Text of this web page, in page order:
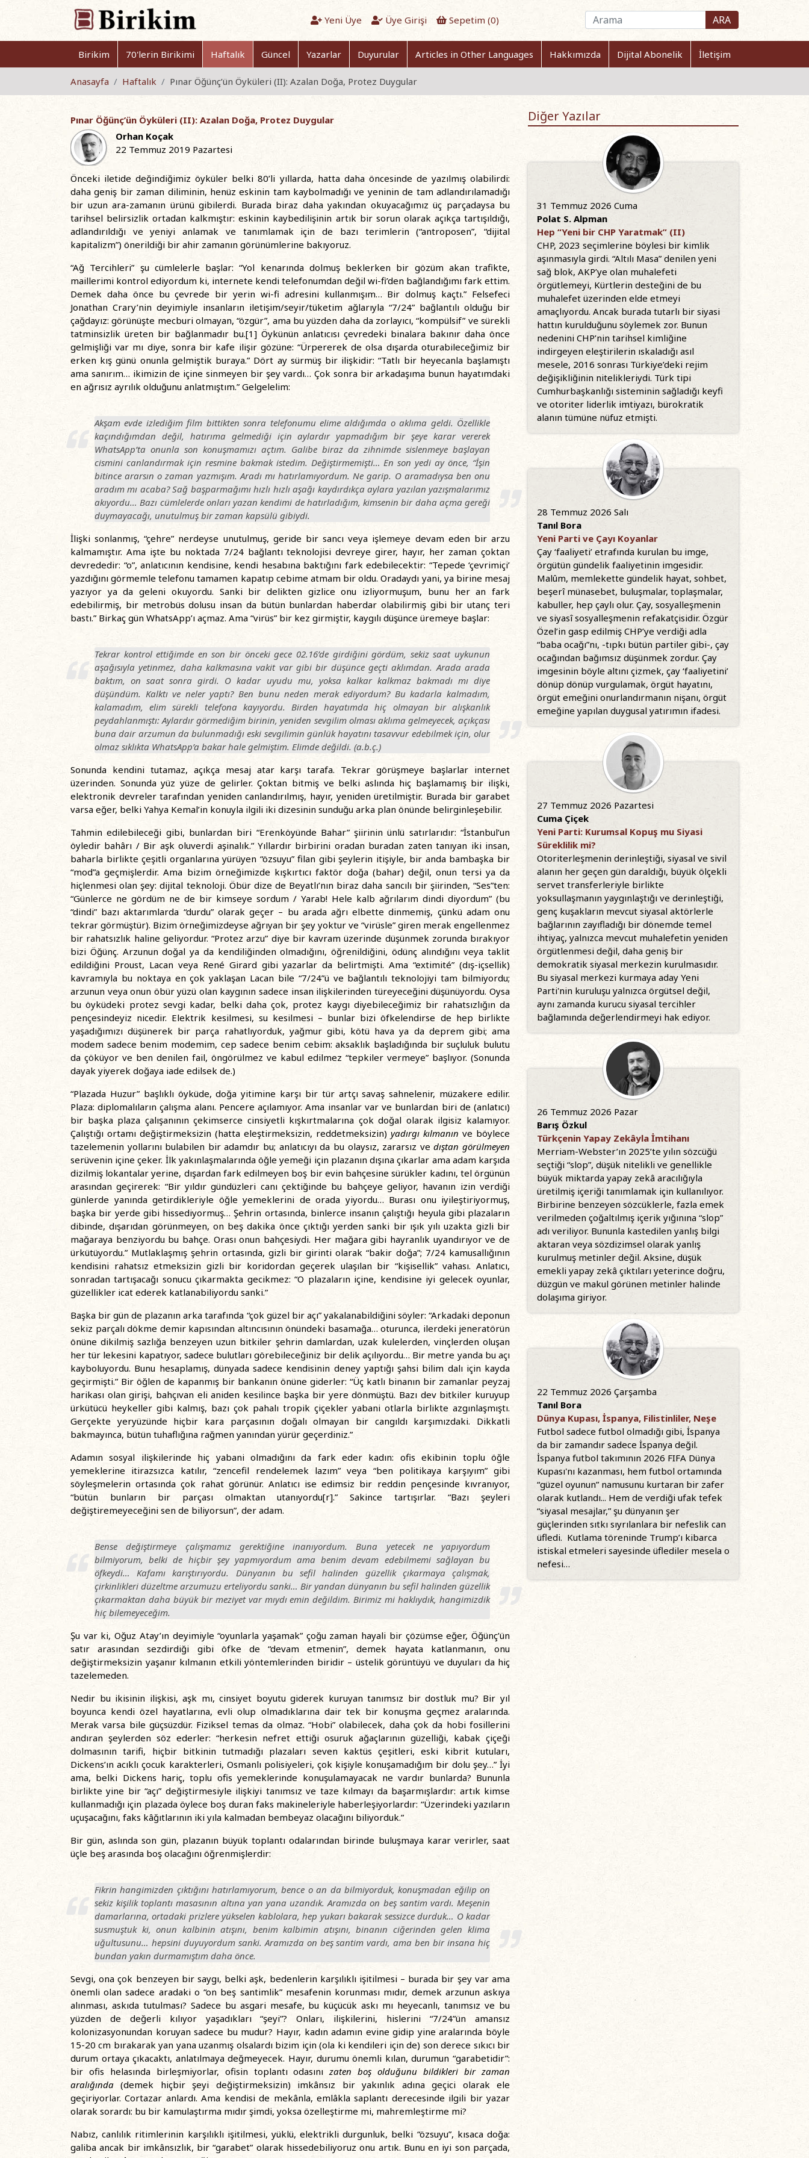
Yeni Üye Üye Girişi Sepetim (0) ARA
Birikim 70'lerin Birikimi Haftalık Güncel Yazarlar Duyurular Articles in Other Languages Hakkımızda Dijital Abonelik İletişim
Anasayfa Haftalık Pınar Öğünç’ün Öyküleri (II): Azalan Doğa, Protez Duygular
Pınar Öğünç’ün Öyküleri (II): Azalan Doğa, Protez Duygular
Orhan Koçak
22 Temmuz 2019 Pazartesi
Önceki iletide değindiğimiz öyküler belki 80’li yıllarda, hatta daha öncesinde de yazılmış olabilirdi:
daha geniş bir zaman diliminin, henüz eskinin tam kaybolmadığı ve yeninin de tam adlandırılamadığı
bir uzun ara-zamanın ürünü gibilerdi. Burada biraz daha yakından okuyacağımız üç parçadaysa bu
tarihsel belirsizlik ortadan kalkmıştır: eskinin kaybedilişinin artık bir sorun olarak açıkça tartışıldığı,
adlandırıldığı ve yeniyi anlamak ve tanımlamak için de bazı terimlerin (“antroposen”, “dijital
kapitalizm”) önerildiği bir ahir zamanın görünümlerine bakıyoruz.
“Ağ Tercihleri” şu cümlelerle başlar: “Yol kenarında dolmuş beklerken bir gözüm akan trafikte,
maillerimi kontrol ediyordum ki, internete kendi telefonumdan değil wi-fi’den bağlandığımı fark ettim.
Demek daha önce bu çevrede bir yerin wi-fi adresini kullanmışım… Bir dolmuş kaçtı.” Felsefeci
Jonathan Crary’nin deyimiyle insanların iletişim/seyir/tüketim ağlarıyla “7/24” bağlantılı olduğu bir
çağdayız: görünüşte mecburi olmayan, “özgür”, ama bu yüzden daha da zorlayıcı, “kompülsif” ve sürekli
tatminsizlik üreten bir bağlanmadır bu.[1] Öykünün anlatıcısı çevredeki binalara bakınır daha önce
gelmişliği var mı diye, sonra bir kafe ilişir gözüne: “Ürpererek de olsa dışarda oturabileceğimiz bir
erken kış günü onunla gelmiştik buraya.” Dört ay sürmüş bir ilişkidir: “Tatlı bir heyecanla başlamıştı
ama sanırım… ikimizin de içine sinmeyen bir şey vardı… Çok sonra bir arkadaşıma bunun hayatımdaki
en ağrısız ayrılık olduğunu anlatmıştım.” Gelgelelim:
Akşam evde izlediğim film bittikten sonra telefonumu elime aldığımda o aklıma geldi. Özellikle
kaçındığımdan değil, hatırıma gelmediği için aylardır yapmadığım bir şeye karar vererek
WhatsApp’ta onunla son konuşmamızı açtım. Galibe biraz da zihnimde sislenmeye başlayan
cismini canlandırmak için resmine bakmak istedim. Değiştirmemişti… En son yedi ay önce, “İşin
bitince ararsın o zaman yazmışım. Aradı mı hatırlamıyordum. Ne garip. O aramadıysa ben onu
aradım mı acaba? Sağ başparmağımı hızlı hızlı aşağı kaydırdıkça aylara yazılan yazışmalarımız
akıyordu… Bazı cümlelerde onları yazan kendimi de hatırladığım, kimsenin bir daha açma gereği
duymayacağı, unutulmuş bir zaman kapsülü gibiydi.
İlişki sonlanmış, “çehre” nerdeyse unutulmuş, geride bir sancı veya işlemeye devam eden bir arzu
kalmamıştır. Ama işte bu noktada 7/24 bağlantı teknolojisi devreye girer, hayır, her zaman çoktan
devrededir: “o”, anlatıcının kendisine, kendi hesabına baktığını fark edebilecektir: “Tepede ‘çevrimiçi’
yazdığını görmemle telefonu tamamen kapatıp cebime atmam bir oldu. Oradaydı yani, ya birine mesaj
yazıyor ya da geleni okuyordu. Sanki bir delikten gizlice onu izliyormuşum, bunu her an fark
edebilirmiş, bir metrobüs dolusu insan da bütün bunlardan haberdar olabilirmiş gibi bir utanç teri
bastı.” Birkaç gün WhatsApp’ı açmaz. Ama “virüs” bir kez girmiştir, kaygılı düşünce üremeye başlar:
Tekrar kontrol ettiğimde en son bir önceki gece 02.16’de girdiğini gördüm, sekiz saat uykunun
aşağısıyla yetinmez, daha kalkmasına vakit var gibi bir düşünce geçti aklımdan. Arada arada
baktım, on saat sonra girdi. O kadar uyudu mu, yoksa kalkar kalkmaz bakmadı mı diye
düşündüm. Kalktı ve neler yaptı? Ben bunu neden merak ediyordum? Bu kadarla kalmadım,
kalamadım, elim sürekli telefona kayıyordu. Birden hayatımda hiç olmayan bir alışkanlık
peydahlanmıştı: Aylardır görmediğim birinin, yeniden sevgilim olması aklıma gelmeyecek, açıkçası
buna dair arzumun da bulunmadığı eski sevgilimin günlük hayatını tasavvur edebilmek için, olur
olmaz sıklıkta WhatsApp’a bakar hale gelmiştim. Elimde değildi. (a.b.ç.)
Sonunda kendini tutamaz, açıkça mesaj atar karşı tarafa. Tekrar görüşmeye başlarlar internet
üzerinden. Sonunda yüz yüze de gelirler. Çoktan bitmiş ve belki aslında hiç başlamamış bir ilişki,
elektronik devreler tarafından yeniden canlandırılmış, hayır, yeniden üretilmiştir. Burada bir garabet
varsa eğer, belki Yahya Kemal’in konuyla ilgili iki dizesinin sunduğu arka plan önünde belirginleşebilir.
Tahmin edilebileceği gibi, bunlardan biri “Erenköyünde Bahar” şiirinin ünlü satırlarıdır: “İstanbul’un
öyledir bahârı / Bir aşk oluverdi aşinalık.” Yıllardır birbirini oradan buradan zaten tanıyan iki insan,
baharla birlikte çeşitli organlarına yürüyen “özsuyu” filan gibi şeylerin itişiyle, bir anda bambaşka bir
“mod”a geçmişlerdir. Ama bizim örneğimizde kışkırtıcı faktör doğa (bahar) değil, onun tersi ya da
hiçlenmesi olan şey: dijital teknoloji. Öbür dize de Beyatlı’nın biraz daha sancılı bir şiirinden, “Ses”ten:
“Günlerce ne gördüm ne de bir kimseye sordum / Yarab! Hele kalb ağrılarım dindi diyordum” (bu
“dindi” bazı aktarımlarda “durdu” olarak geçer – bu arada ağrı elbette dinmemiş, çünkü adam onu
tekrar görmüştür). Bizim örneğimizdeyse ağrıyan bir şey yoktur ve “virüsle” giren merak engellenmez
bir rahatsızlık haline geliyordur. “Protez arzu” diye bir kavram üzerinde düşünmek zorunda bırakıyor
bizi Öğünç. Arzunun doğal ya da kendiliğinden olmadığını, öğrenildiğini, ödünç alındığını veya taklit
edildiğini Proust, Lacan veya René Girard gibi yazarlar da belirtmişti. Ama “extimité” (dış-içsellik)
kavramıyla bu noktaya en çok yaklaşan Lacan bile “7/24”ü ve bağlantılı teknolojiyi tam bilmiyordu;
arzunun veya onun öbür yüzü olan kaygının sadece insan ilişkilerinden türeyeceğini düşünüyordu. Oysa
bu öyküdeki protez sevgi kadar, belki daha çok, protez kaygı diyebileceğimiz bir rahatsızlığın da
pençesindeyiz nicedir. Elektrik kesilmesi, su kesilmesi – bunlar bizi öfkelendirse de hep birlikte
yaşadığımızı düşünerek bir parça rahatlıyorduk, yağmur gibi, kötü hava ya da deprem gibi; ama
modem sadece benim modemim, cep sadece benim cebim: aksaklık başladığında bir suçluluk bulutu
da çöküyor ve ben denilen fail, öngörülmez ve kabul edilmez “tepkiler vermeye” başlıyor. (Sonunda
dayak yiyerek doğaya iade edilsek de.)
“Plazada Huzur” başlıklı öyküde, doğa yitimine karşı bir tür artçı savaş sahnelenir, müzakere edilir.
Plaza: diplomalıların çalışma alanı. Pencere açılamıyor. Ama insanlar var ve bunlardan biri de (anlatıcı)
bir başka plaza çalışanının çekimserce cinsiyetli kışkırtmalarına çok doğal olarak ilgisiz kalamıyor.
Çalıştığı ortamı değiştirmeksizin (hatta eleştirmeksizin, reddetmeksizin) yadırgı kılmanın ve böylece
tazelemenin yollarını bulabilen bir adamdır bu; anlatıcıyı da bu olaysız, zararsız vedıştan görülmeyen
serüvenin içine çeker. İlk yakınlaşmalarında öğle yemeği için plazanın dışına çıkarlar ama adam karşıda
dizilmiş lokantalar yerine, dışardan fark edilmeyen boş bir evin bahçesine sürükler kadını, tel örgünün
arasından geçirerek: “Bir yıldır gündüzleri canı çektiğinde bu bahçeye geliyor, havanın izin verdiği
günlerde yanında getirdikleriyle öğle yemeklerini de orada yiyordu… Burası onu iyileştiriyormuş,
başka bir yerde gibi hissediyormuş… Şehrin ortasında, binlerce insanın çalıştığı heyula gibi plazaların
dibinde, dışarıdan görünmeyen, on beş dakika önce çıktığı yerden sanki bir ışık yılı uzakta gizli bir
mağaraya benziyordu bu bahçe. Orası onun bahçesiydi. Her mağara gibi hayranlık uyandırıyor ve de
ürkütüyordu.” Mutlaklaşmış şehrin ortasında, gizli bir girinti olarak “bakir doğa”; 7/24 kamusallığının
kendisini rahatsız etmeksizin gizli bir koridordan geçerek ulaşılan bir “kişisellik” vahası. Anlatıcı,
sonradan tartışacağı sonucu çıkarmakta gecikmez: “O plazaların içine, kendisine iyi gelecek oyunlar,
güzellikler icat ederek katlanabiliyordu sanki.”
Başka bir gün de plazanın arka tarafında “çok güzel bir açı” yakalanabildiğini söyler: “Arkadaki deponun
sekiz parçalı dökme demir kapısından altıncısının önündeki basamağa… oturunca, ilerdeki jeneratörün
önüne dikilmiş sazlığa benzeyen uzun bitkiler şehrin damlardan, uzak kulelerden, vinçlerden oluşan
her tür lekesini kapatıyor, sadece bulutları görebileceğiniz bir delik açılıyordu… Bir metre yanda bu açı
kayboluyordu. Bunu hesaplamış, dünyada sadece kendisinin deney yaptığı şahsi bilim dalı için kayda
geçirmişti.” Bir öğlen de kapanmış bir bankanın önüne giderler: “Üç katlı binanın bir zamanlar peyzaj
harikası olan girişi, bahçıvan eli aniden kesilince başka bir yere dönmüştü. Bazı dev bitkiler kuruyup
ürkütücü heykeller gibi kalmış, bazı çok pahalı tropik çiçekler yabani otlarla birlikte azgınlaşmıştı.
Gerçekte yeryüzünde hiçbir kara parçasının doğalı olmayan bir cangıldı karşımızdaki. Dikkatli
bakmayınca, bütün tuhaflığına rağmen yanından yürür geçerdiniz.”
Adamın sosyal ilişkilerinde hiç yabani olmadığını da fark eder kadın: ofis ekibinin toplu öğle
yemeklerine itirazsızca katılır, “zencefil rendelemek lazım” veya “ben politikaya karşıyım” gibi
söyleşmelerin ortasında çok rahat görünür. Anlatıcı ise edimsiz bir reddin pençesinde kıvranıyor,
“bütün bunların bir parçası olmaktan utanıyordu[r].” Sakince tartışırlar. “Bazı şeyleri
değiştiremeyeceğini sen de biliyorsun”, der adam.
Bense değiştirmeye çalışmamız gerektiğine inanıyordum. Buna yetecek ne yapıyordum
bilmiyorum, belki de hiçbir şey yapmıyordum ama benim devam edebilmemi sağlayan bu
öfkeydi… Kafamı karıştırıyordu. Dünyanın bu sefil halinden güzellik çıkarmaya çalışmak,
çirkinlikleri düzeltme arzumuzu erteliyordu sanki… Bir yandan dünyanın bu sefil halinden güzellik
çıkarmaktan daha büyük bir meziyet var mıydı emin değildim. Birimiz mi haklıydık, hangimizdik
hiç bilemeyeceğim.
Şu var ki, Oğuz Atay’ın deyimiyle “oyunlarla yaşamak” çoğu zaman hayali bir çözümse eğer, Öğünç’ün
satır arasından sezdirdiği gibi öfke de “devam etmenin”, demek hayata katlanmanın, onu
değiştirmeksizin yaşanır kılmanın etkili yöntemlerinden biridir – üstelik görüntüyü ve duyuları da hiç
tazelemeden.
Nedir bu ikisinin ilişkisi, aşk mı, cinsiyet boyutu giderek kuruyan tanımsız bir dostluk mu? Bir yıl
boyunca kendi özel hayatlarına, evli olup olmadıklarına dair tek bir konuşma geçmez aralarında.
Merak varsa bile güçsüzdür. Fiziksel temas da olmaz. “Hobi” olabilecek, daha çok da hobi fosillerini
andıran şeylerden söz ederler: “herkesin nefret ettiği osuruk ağaçlarının güzelliği, kabak çiçeği
dolmasının tarifi, hiçbir bitkinin tutmadığı plazaları seven kaktüs çeşitleri, eski kibrit kutuları,
Dickens’ın acıklı çocuk karakterleri, Osmanlı polisiyeleri, çok kişiyle konuşamadığım bir dolu şey…” İyi
ama, belki Dickens hariç, toplu ofis yemeklerinde konuşulamayacak ne vardır bunlarda? Bununla
birlikte yine bir “açı” değiştirmesiyle ilişkiyi tanımsız ve taze kılmayı da başarmışlardır: artık kimse
kullanmadığı için plazada öylece boş duran faks makineleriyle haberleşiyorlardır: “Üzerindeki yazıların
uçuşacağını, faks kâğıtlarının iki yıla kalmadan bembeyaz olacağını biliyorduk.”
Bir gün, aslında son gün, plazanın büyük toplantı odalarından birinde buluşmaya karar verirler, saat
üçle beş arasında boş olacağını öğrenmişlerdir:
Fikrin hangimizden çıktığını hatırlamıyorum, bence o an da bilmiyorduk, konuşmadan eğilip on
sekiz kişilik toplantı masasının altına yan yana uzandık. Aramızda on beş santim vardı. Meşenin
damarlarına, ortadaki prizlere yükselen kablolara, hep yukarı bakarak sessizce durduk… O kadar
susmuştuk ki, onun kalbinin atışını, benim kalbimin atışını, binanın ciğerinden gelen klima
uğultusunu… hepsini duyuyordum sanki. Aramızda on beş santim vardı, ama ben bir insana hiç
bundan yakın durmamıştım daha önce.
Sevgi, ona çok benzeyen bir saygı, belki aşk, bedenlerin karşılıklı işitilmesi – burada bir şey var ama
önemli olan sadece aradaki o “on beş santimlik” mesafenin korunması mıdır, demek arzunun askıya
alınması, askıda tutulması? Sadece bu asgari mesafe, bu küçücük askı mı heyecanlı, tanımsız ve bu
yüzden de değerli kılıyor yaşadıkları “şeyi”? Onları, ilişkilerini, hislerini “7/24”ün amansız
kolonizasyonundan koruyan sadece bu mudur? Hayır, kadın adamın evine gidip yine aralarında böyle
15-20 cm bırakarak yan yana uzanmış olsalardı bizim için (ola ki kendileri için de) son derece sıkıcı bir
durum ortaya çıkacaktı, anlatılmaya değmeyecek. Hayır, durumu önemli kılan, durumun “garabetidir”:
bir ofis helasında birleşmiyorlar, ofisin toplantı odasınızaten boş olduğunu bildikleri bir zaman
aralığında (demek hiçbir şeyi değiştirmeksizin) imkânsız bir yakınlık adına geçici olarak ele
geçiriyorlar. Cortazar anlardı. Ama kendisi de mekânla, emlâkla saplantı derecesinde ilgili bir yazar
olarak sorardı: bu bir kamulaştırma mıdır şimdi, yoksa özelleştirme mi, mahremleştirme mi?
Nabız, canlılık ritimlerinin karşılıklı işitilmesi, yüklü, elektrikli durgunluk, belki “özsuyu”, kısaca doğa:
galiba ancak bir imkânsızlık, bir “garabet” olarak hissedebiliyoruz onu artık. Bunu en iyi son parçada,
Diğer Yazılar
31 Temmuz 2026 Cuma
Polat S. Alpman
Hep “Yeni bir CHP Yaratmak” (II)
CHP, 2023 seçimlerine böylesi bir kimlik
aşınmasıyla girdi. “Altılı Masa” denilen yeni
sağ blok, AKP’ye olan muhalefeti
örgütlemeyi, Kürtlerin desteğini de bu
muhalefet üzerinden elde etmeyi
amaçlıyordu. Ancak burada tutarlı bir siyasi
hattın kurulduğunu söylemek zor. Bunun
nedenini CHP’nin tarihsel kimliğine
indirgeyen eleştirilerin ıskaladığı asıl
mesele, 2016 sonrası Türkiye’deki rejim
değişikliğinin nitelikleriydi. Türk tipi
Cumhurbaşkanlığı sisteminin sağladığı keyfi
ve otoriter liderlik imtiyazı, bürokratik
alanın tümüne nüfuz etmişti.
28 Temmuz 2026 Salı
Tanıl Bora
Yeni Parti ve Çayı Koyanlar
Çay ‘faaliyeti’ etrafında kurulan bu imge,
örgütün gündelik faaliyetinin imgesidir.
Malûm, memlekette gündelik hayat, sohbet,
beşerî münasebet, buluşmalar, toplaşmalar,
kabuller, hep çaylı olur. Çay, sosyalleşmenin
ve siyasî sosyalleşmenin refakatçisidir. Özgür
Özel’in gasp edilmiş CHP’ye verdiği adla
“baba ocağı”nı, -tıpkı bütün partiler gibi-, çay
ocağından bağımsız düşünmek zordur. Çay
imgesinin böyle altını çizmek, çay ‘faaliyetini’
dönüp dönüp vurgulamak, örgüt hayatını,
örgüt emeğini onurlandırmanın nişanı, örgüt
emeğine yapılan duygusal yatırımın ifadesi.
27 Temmuz 2026 Pazartesi
Cuma Çiçek
Yeni Parti: Kurumsal Kopuş mu Siyasi
Süreklilik mi?
Otoriterleşmenin derinleştiği, siyasal ve sivil
alanın her geçen gün daraldığı, büyük ölçekli
servet transferleriyle birlikte
yoksullaşmanın yaygınlaştığı ve derinleştiği,
genç kuşakların mevcut siyasal aktörlerle
bağlarının zayıfladığı bir dönemde temel
ihtiyaç, yalnızca mevcut muhalefetin yeniden
örgütlenmesi değil, daha geniş bir
demokratik siyasal merkezin kurulmasıdır.
Bu siyasal merkezi kurmaya aday Yeni
Parti'nin kuruluşu yalnızca örgütsel değil,
aynı zamanda kurucu siyasal tercihler
bağlamında değerlendirmeyi hak ediyor.
26 Temmuz 2026 Pazar
Barış Özkul
Türkçenin Yapay Zekâyla İmtihanı
Merriam-Webster’ın 2025’te yılın sözcüğü
seçtiği “slop”, düşük nitelikli ve genellikle
büyük miktarda yapay zekâ aracılığıyla
üretilmiş içeriği tanımlamak için kullanılıyor.
Birbirine benzeyen sözcüklerle, fazla emek
verilmeden çoğaltılmış içerik yığınına “slop”
adı veriliyor. Bununla kastedilen yanlış bilgi
aktaran veya sözdizimsel olarak yanlış
kurulmuş metinler değil. Aksine, düşük
emekli yapay zekâ çıktıları yeterince doğru,
düzgün ve makul görünen metinler halinde
dolaşıma giriyor.
22 Temmuz 2026 Çarşamba
Tanıl Bora
Dünya Kupası, İspanya, Filistinliler, Neşe
Futbol sadece futbol olmadığı gibi, İspanya
da bir zamandır sadece İspanya değil.
İspanya futbol takımının 2026 FIFA Dünya
Kupası'nı kazanması, hem futbol ortamında
“güzel oyunun” namusunu kurtaran bir zafer
olarak kutlandı... Hem de verdiği ufak tefek
“siyasal mesajlar,” şu dünyanın şer
güçlerinden sıtkı sıyrılanlara bir nefeslik can
üfledi. Kutlama töreninde Trump’ı kibarca
istiskal etmeleri sayesinde üflediler mesela o
nefesi…